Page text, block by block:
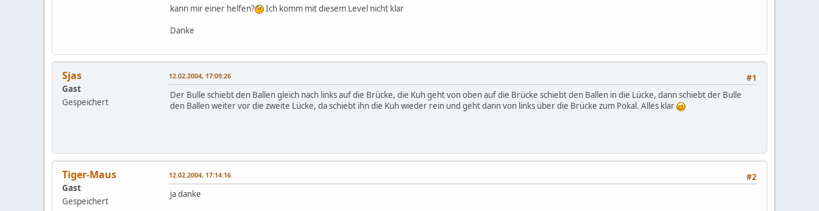
kann mir einer helfen?
Ich komm mit diesem Level nicht klar
Danke
Sjas
Gast
Gespeichert
#1
12.02.2004, 17:09:26
Der Bulle schiebt den Ballen gleich nach links auf die Brücke, die Kuh geht von oben auf die Brücke schiebt den Ballen in die Lücke, dann schiebt der Bulle
den Ballen weiter vor die zweite Lücke, da schiebt ihn die Kuh wieder rein und geht dann von links über die Brücke zum Pokal. Alles klar
Tiger-Maus
Gast
Gespeichert
#2
12.02.2004, 17:14:16
ja danke